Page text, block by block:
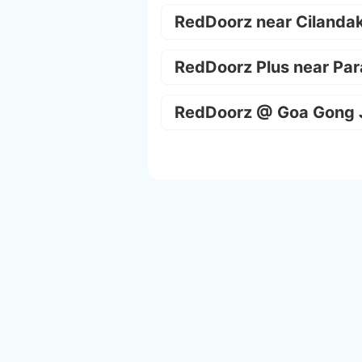
RedDoorz near
RedDoorz Plus near
RedDoorz @ Goa